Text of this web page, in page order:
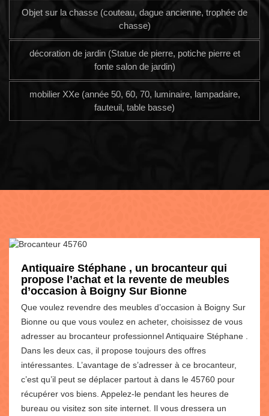
Objet sur la chasse (couteau, dague ancienne, trophée de
chasse)
décoration de jardin (Statue de pierre, potiche pierre et
fonte salon de jardin)
mobilier XXe (année 50, 60, 70, luminaire, lampadaire,
fauteuil, table basse)
Antiquaire Stéphane , un brocanteur qui
propose l’achat et la revente de meubles
d’occasion à Boigny Sur Bionne
Que voulez revendre des meubles d’occasion à Boigny Sur
Bionne ou que vous voulez en acheter, choisissez de vous
adresser au brocanteur professionnel Antiquaire Stéphane .
Dans les deux cas, il propose toujours des offres
intéressantes. L’avantage de s’adresser à ce brocanteur,
c’est qu’il peut se déplacer partout à dans le 45760 pour
récupérer vos biens. Appelez-le pendant les heures de
bureau ou visitez son site internet. Il vous dressera un